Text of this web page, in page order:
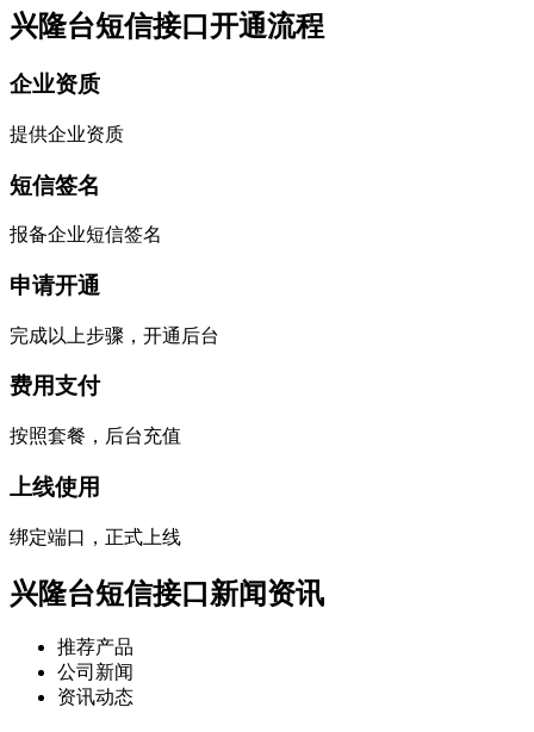
兴隆台短信接口开通流程
企业资质
提供企业资质
短信签名
报备企业短信签名
申请开通
完成以上步骤，开通后台
费用支付
按照套餐，后台充值
上线使用
绑定端口，正式上线
兴隆台短信接口新闻资讯
推荐产品
公司新闻
资讯动态